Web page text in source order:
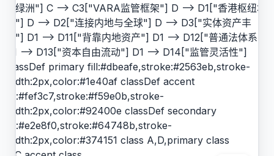
产绿洲"] C --> C3["VARA监管框架"] D --> D1["香港枢纽地
位"] D --> D2["连接内地与全球"] D --> D3["实体资产丰
富"] D1 --> D11["背靠内地资产"] D1 --> D12["普通法体系"]
D1 --> D13["资本自由流动"] D1 --> D14["监管灵活性"]
classDef primary fill:#dbeafe,stroke:#2563eb,stroke-
width:2px,color:#1e40af classDef accent
fill:#fef3c7,stroke:#f59e0b,stroke-
width:2px,color:#92400e classDef secondary
fill:#e2e8f0,stroke:#64748b,stroke-
width:2px,color:#374151 class A,D,primary class